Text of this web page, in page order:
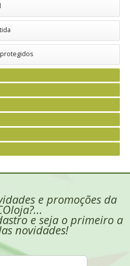
e promoções da
e seja o primeiro a
novidades!